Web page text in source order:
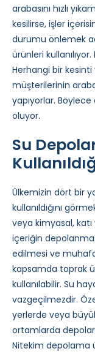
arabasını hızlı
kesilirse, işler
durumu önlemek
ürünleri
Herhangi bir kesinti
müşterilerinin
yapıyorlar.
oluyor.
Su
Ülkemizin dört bir
kullanıldığını
veya kimyasal,
içeriğin
edilmesi ve
kapsamda toprak
kullanılabilir. Su
vazgeçilmezdir.
yerlerde veya
ortamlarda
Nitekim depolama